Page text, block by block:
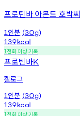
프로틴바 아몬드 호박씨
1 인분 (30g)
139kcal
1천회 이상기록
프로틴바K
켈로그
1 인분 (30g)
139kcal
1천회 이상기록